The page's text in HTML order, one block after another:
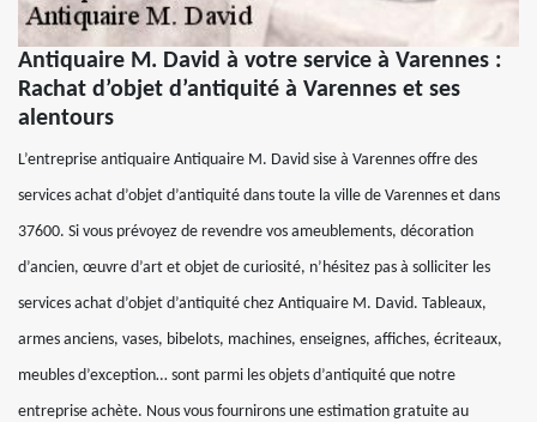
Antiquaire M. David à votre service à Varennes :
Rachat d’objet d’antiquité à Varennes et ses
alentours
L’entreprise antiquaire Antiquaire M. David sise à Varennes offre des
services achat d’objet d’antiquité dans toute la ville de Varennes et dans
37600. Si vous prévoyez de revendre vos ameublements, décoration
d’ancien, œuvre d’art et objet de curiosité, n’hésitez pas à solliciter les
services achat d’objet d’antiquité chez Antiquaire M. David. Tableaux,
armes anciens, vases, bibelots, machines, enseignes, affiches, écriteaux,
meubles d’exception… sont parmi les objets d’antiquité que notre
entreprise achète. Nous vous fournirons une estimation gratuite au